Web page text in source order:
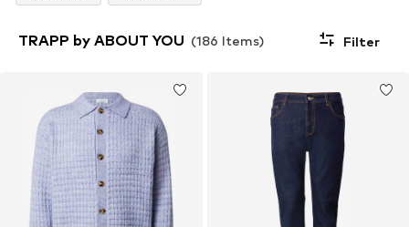
TRAPP by ABOUT YOU (186 Items) Filter